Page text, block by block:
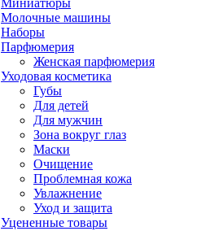
Миниатюры
Молочные машины
Наборы
Парфюмерия
Женская парфюмерия
Уходовая косметика
Губы
Для детей
Для мужчин
Зона вокруг глаз
Маски
Очищение
Проблемная кожа
Увлажнение
Уход и защита
Уцененные товары